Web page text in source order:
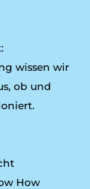
wissen wir
ob und
How